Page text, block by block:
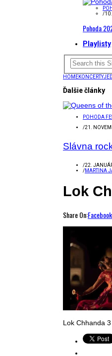
/
Pohoda
Playlisty
HOMEKONCERTY
Ďalšie články
POHODA
/21.
Slávna
/22.
/MARTINA
Lok
Share On:Facebook
Lok Chhanda 3